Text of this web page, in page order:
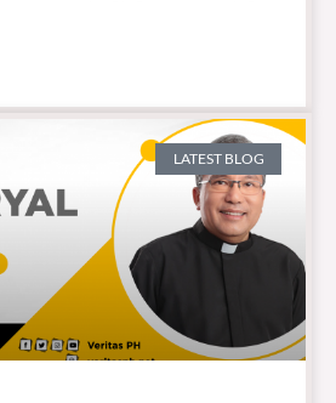
LATEST BLOG